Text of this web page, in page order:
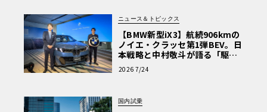
ニュース＆トピックス
【BMW新型iX3】航続906kmの
ノイエ・クラッセ第1弾BEV。日
本戦略と中村敬斗が語る「駆け
ぬける歓び」
2026 7/24
国内試乗